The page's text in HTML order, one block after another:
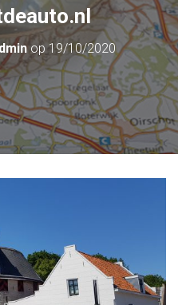
T
I
E
op19/10/2020